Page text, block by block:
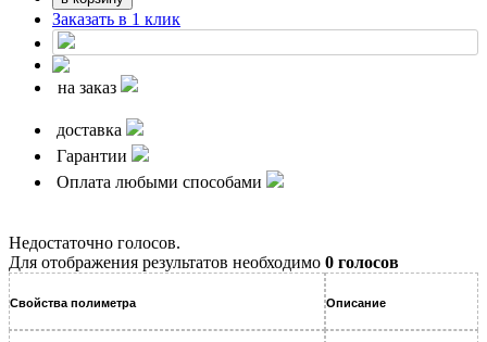
Заказать в 1 клик
на заказ
доставка
Гарантии
Оплата любыми способами
Недостаточно голосов.
Для отображения результатов необходимо 0 голосов
Свойства полиметра Описание